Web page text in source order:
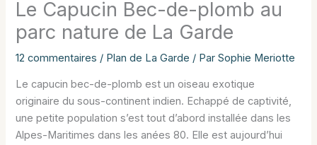
Le Capucin Bec-de-plomb au
parc nature de La Garde
12 commentaires / Plan de La Garde / ParSophie Meriotte
Le capucin bec-de-plomb est un oiseau exotique
originaire du sous-continent indien. Echappé de captivité,
une petite population s’est tout d’abord installée dans les
Alpes-Maritimes dans les anées 80. Elle est aujourd’hui